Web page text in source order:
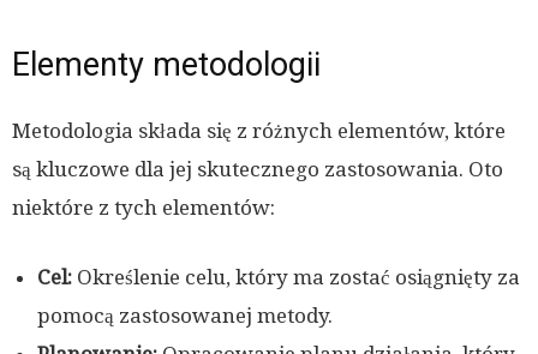
Elementy metodologii
Metodologia składa się z różnych elementów, które
są kluczowe dla jej skutecznego zastosowania. Oto
niektóre z tych elementów:
Cel: Określenie celu, który ma zostać osiągnięty za
pomocą zastosowanej metody.